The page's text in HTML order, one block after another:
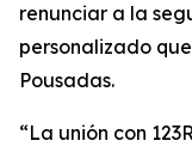
renunciar a la
personalizado
Pousadas.
“La unión con